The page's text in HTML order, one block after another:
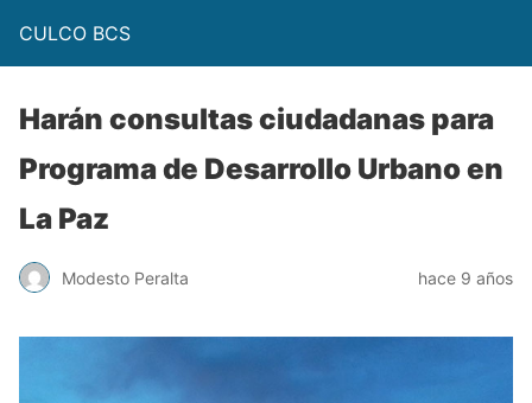
CULCO BCS
Harán consultas ciudadanas para
Programa de Desarrollo Urbano en
La Paz
Modesto Peralta hace 9 años